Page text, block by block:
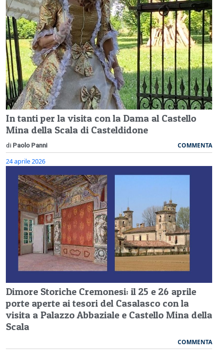
In tanti per la visita con la Dama al Castello
Mina della Scala di Casteldidone
di Paolo Panni COMMENTA
24 aprile 2026
Dimore Storiche Cremonesi: il 25 e 26 aprile
porte aperte ai tesori del Casalasco con la
visita a Palazzo Abbaziale e Castello Mina della
Scala
COMMENTA